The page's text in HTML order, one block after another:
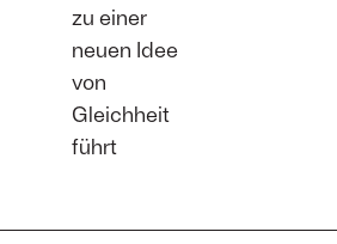
zu einer
neuen Idee
von
Gleichheit
führt